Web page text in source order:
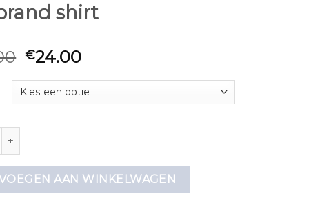
shirt
€24.00
shirt aantal
AAN WINKELWAGEN